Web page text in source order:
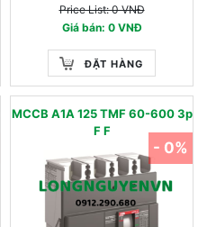
Price List: 0 VNĐ
Giá bán: 0 VNĐ
ĐẶT HÀNG
MCCB A1A 125 TMF 60-600 3p
F F
- 0%